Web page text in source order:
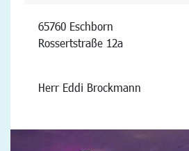
65760 Eschborn
Rossertstraße 12a
Herr Eddi Brockmann